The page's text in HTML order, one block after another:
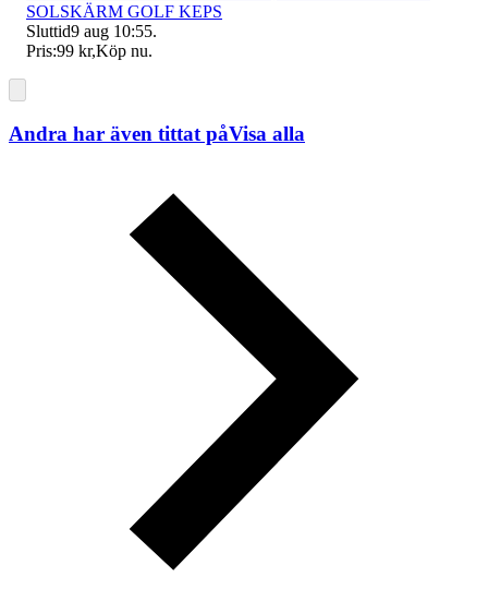
SOLSKÄRM GOLF KEPS
Sluttid9 aug 10:55.
Pris:99 kr,Köp nu.
Andra har även tittat påVisa alla